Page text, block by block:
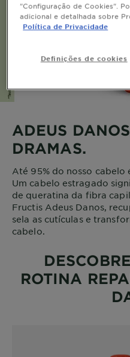
ADEUS
DRAMAS.
Até 95% do nosso
Um cabelo estragado
de queratina da fibra
Fructis Adeus Danos,
sela as cutículas e
cabelo.
ROTINA
"Configuração de Cookies".
adicional e detalhada sobre
Política de Privacidade
Definições de cookies